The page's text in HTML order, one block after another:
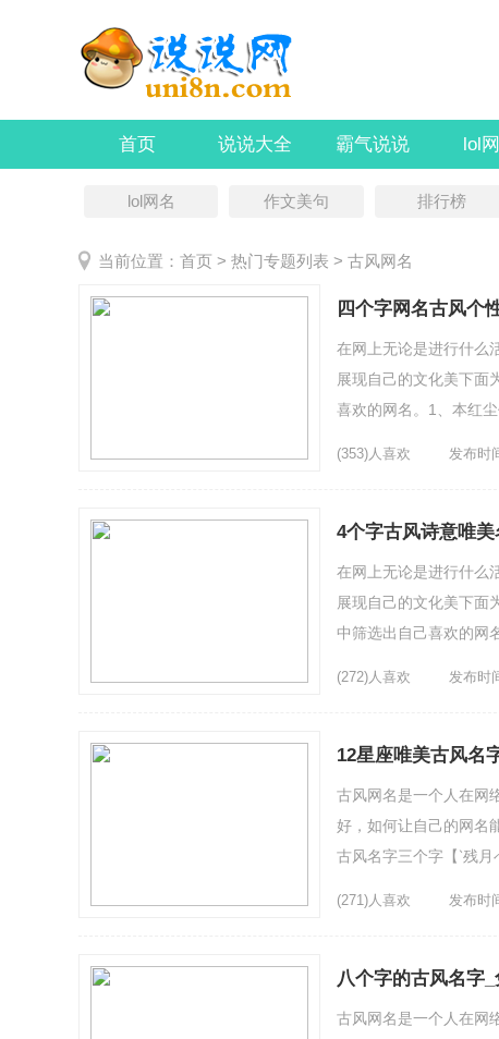
首页 说说大全 霸气说说 lol
lol网名 作文美句 排行榜
当前位置： 首页 > 热门专题列表 > 古风网名
四个字网名古风个
在网上无论是进行什么
展现自己的文化美下面
喜欢的网名。1、本红
(353)人喜欢 发布时
4个字古风诗意唯
在网上无论是进行什么
展现自己的文化美下面
中筛选出自己喜欢的网
(272)人喜欢 发布时
12星座唯美古风名
古风网名是一个人在网
好，如何让自己的网名
古风名字三个字【‵残
(271)人喜欢 发布时
八个字的古风名字
古风网名是一个人在网